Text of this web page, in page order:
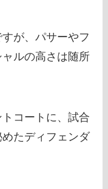
が、パサーやフ
ルの高さは随所
コートに、試合
たディフェンダ